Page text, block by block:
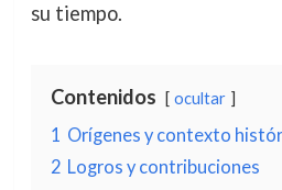
su tiempo.
Contenidos ocultar
1 Orígenes y contexto
2 Logros y contribuciones